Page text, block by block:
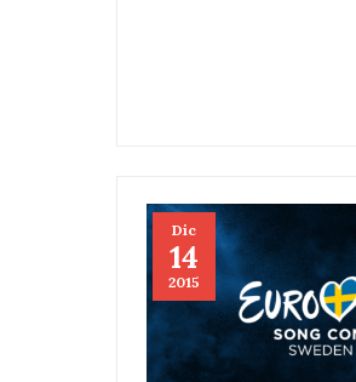
Dic
14
2015